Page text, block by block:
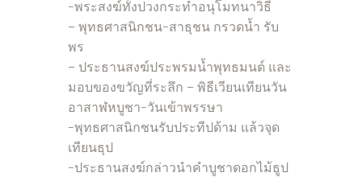
-พระสงฆ์ทั้งปวงกระทำอนุโมทนาวิธี
– พุทธศาสนิกชน-สาธุชน กรวดน้ำ รับ
พร
– ประธานสงฆ์ประพรมน้ำพุทธมนต์ และ
มอบของขวัญที่ระลึก – พิธีเวียนเทียนวัน
อาสาฬหบูชา-วันเข้าพรรษา
-พุทธศาสนิกชนรับประทีปด้าม แล้วจุด
เทียนธุป
-ประธานสงฆ์กล่าวนำคำบูชาดอกไม้ธูป